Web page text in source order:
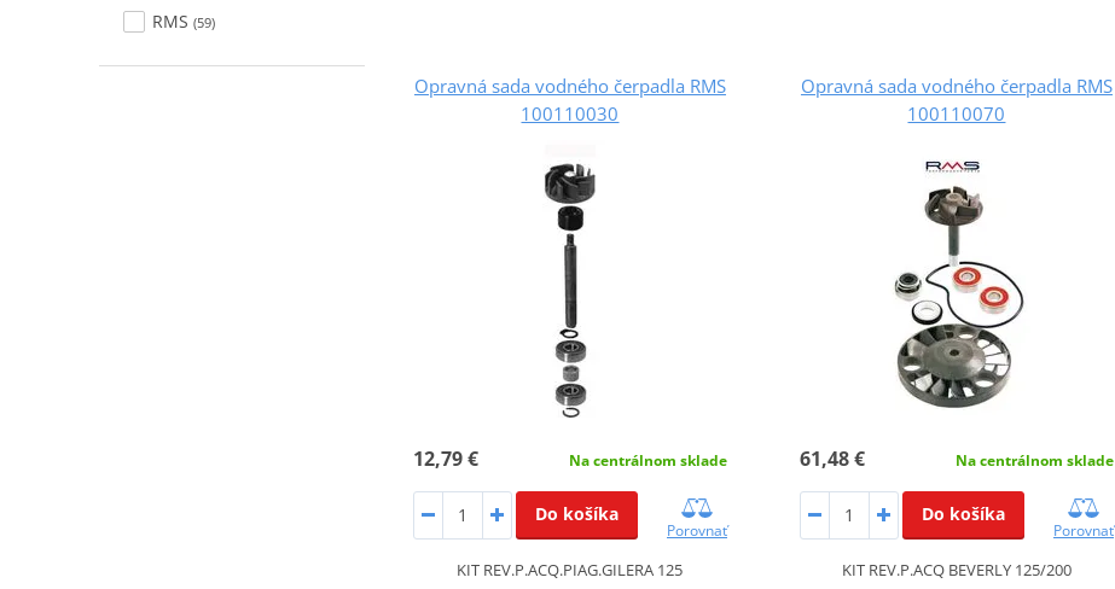
RMS (59)
Opravná sada vodného čerpadla RMS
100110030
12,79 € Na centrálnom sklade
Do košíka
Porovnať
KIT REV.P.ACQ.PIAG.GILERA 125
Opravná sada vodného čerpadla RMS
100110070
61,48 € Na centrálnom sklade
Do košíka
Porovnať
KIT REV.P.ACQ BEVERLY 125/200